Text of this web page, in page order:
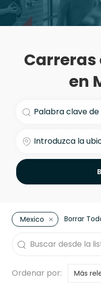
Carreras
en
Mexico Borrar
the results are
Buscar desde la lista
Ordenar por: